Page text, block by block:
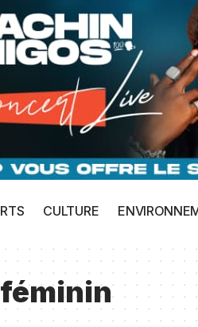
CULTURE